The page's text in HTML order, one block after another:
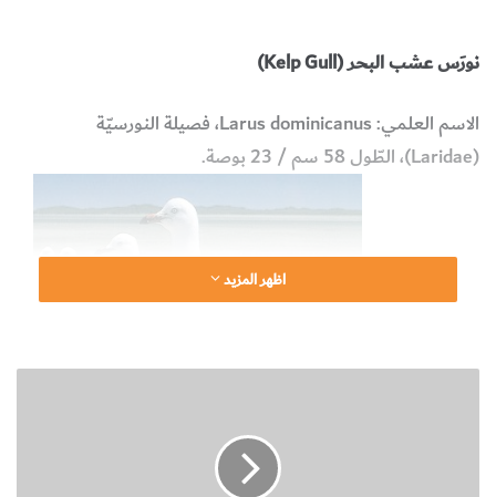
نورَس عشب البحر (Kelp Gull
)
الاسم العلمي:Larus dominicanus، فصيلة النورسيّة
(
Laridae)، الطّول 58 سم / 23 بوصة.
اظهر المزيد